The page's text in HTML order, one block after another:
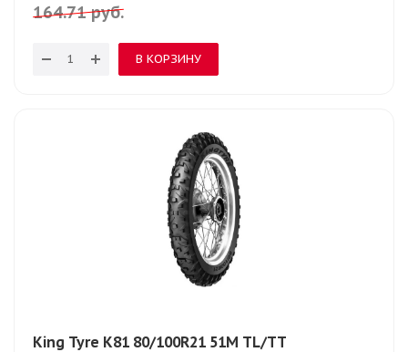
164.71руб.
В КОРЗИНУ
King Tyre K81 80/100R21 51M TL/TT